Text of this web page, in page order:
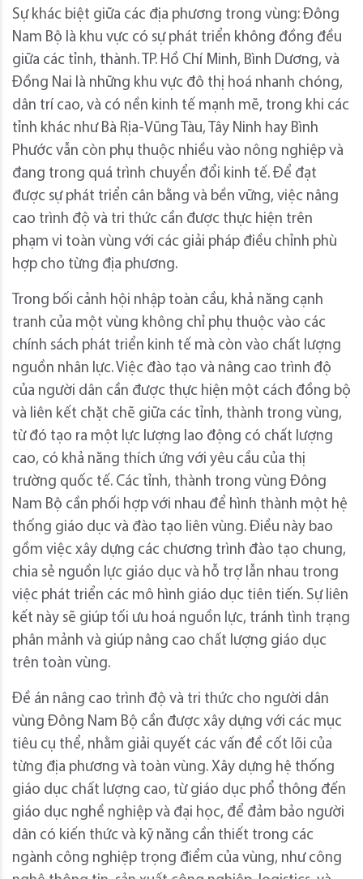
Sự khác biệt giữa các địa phương trong vùng: Đông
Nam Bộ là khu vực có sự phát triển không đồng đều
giữa các tỉnh, thành. TP. Hồ Chí Minh, Bình Dương, và
Đồng Nai là những khu vực đô thị hoá nhanh chóng,
dân trí cao, và có nền kinh tế mạnh mẽ, trong khi các
tỉnh khác như Bà Rịa-Vũng Tàu, Tây Ninh hay Bình
Phước vẫn còn phụ thuộc nhiều vào nông nghiệp và
đang trong quá trình chuyển đổi kinh tế. Để đạt
được sự phát triển cân bằng và bền vững, việc nâng
cao trình độ và tri thức cần được thực hiện trên
phạm vi toàn vùng với các giải pháp điều chỉnh phù
hợp cho từng địa phương.
Trong bối cảnh hội nhập toàn cầu, khả năng cạnh
tranh của một vùng không chỉ phụ thuộc vào các
chính sách phát triển kinh tế mà còn vào chất lượng
nguồn nhân lực. Việc đào tạo và nâng cao trình độ
của người dân cần được thực hiện một cách đồng bộ
và liên kết chặt chẽ giữa các tỉnh, thành trong vùng,
từ đó tạo ra một lực lượng lao động có chất lượng
cao, có khả năng thích ứng với yêu cầu của thị
trường quốc tế. Các tỉnh, thành trong vùng Đông
Nam Bộ cần phối hợp với nhau để hình thành một hệ
thống giáo dục và đào tạo liên vùng. Điều này bao
gồm việc xây dựng các chương trình đào tạo chung,
chia sẻ nguồn lực giáo dục và hỗ trợ lẫn nhau trong
việc phát triển các mô hình giáo dục tiên tiến. Sự liên
kết này sẽ giúp tối ưu hoá nguồn lực, tránh tình trạng
phân mảnh và giúp nâng cao chất lượng giáo dục
trên toàn vùng.
Đề án nâng cao trình độ và tri thức cho người dân
vùng Đông Nam Bộ cần được xây dựng với các mục
tiêu cụ thể, nhằm giải quyết các vấn đề cốt lõi của
từng địa phương và toàn vùng. Xây dựng hệ thống
giáo dục chất lượng cao, từ giáo dục phổ thông đến
giáo dục nghề nghiệp và đại học, để đảm bảo người
dân có kiến thức và kỹ năng cần thiết trong các
ngành công nghiệp trọng điểm của vùng, như công